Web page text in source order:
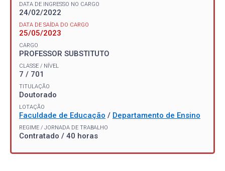
DATA DE INGRESSO NO CARGO
24/02/2022
DATA DE SAÍDA DO CARGO
25/05/2023
CARGO
PROFESSOR SUBSTITUTO
CLASSE / NÍVEL
7 / 701
TITULAÇÃO
Doutorado
LOTAÇÃO
Faculdade de Educação / Departamento de Ensino
REGIME / JORNADA DE TRABALHO
Contratado / 40 horas